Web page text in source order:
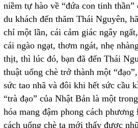
niềm tự hào về “đứa con tinh
du khách đến thăm Thái Nguyên,
chỉ một lần, cái cảm giác ngây
cái ngào ngạt, thơm ngát, nhẹ
thịt, thì lúc đó, bạn đã đến Thái
thuật uống chè trở thành một
sức tao nhã và đôi khi hết sức cầu
“trà đạo” của Nhật Bản là một
hóa mang đậm phong cách
cách uống chè ta mới thấy được